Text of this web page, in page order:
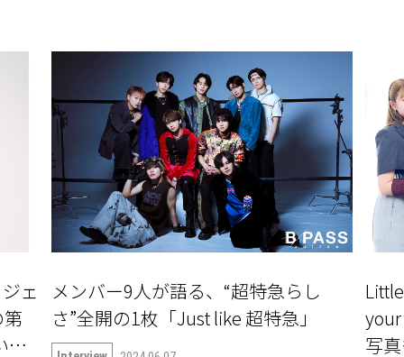
ェ
第
て
メンバー9人が語る、“超特急らし
さ”全開の1枚「Just like 超特急」
写